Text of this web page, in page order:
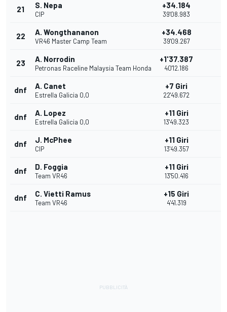
21 S. Nepa
CIP
+34.184
39'08.983
22 A. Wongthananon
VR46 Master Camp Team
+34.468
39'09.267
23 A. Norrodin
Petronas Raceline Malaysia Team Honda
+1'37.387
40'12.186
dnf A. Canet
Estrella Galicia 0,0
+7 Giri
22'49.672
dnf A. Lopez
Estrella Galicia 0,0
+11 Giri
13'49.323
dnf J. McPhee
CIP
+11 Giri
13'49.357
dnf D. Foggia
Team VR46
+11 Giri
13'50.416
dnf C. Vietti Ramus
Team VR46
+15 Giri
4'41.319